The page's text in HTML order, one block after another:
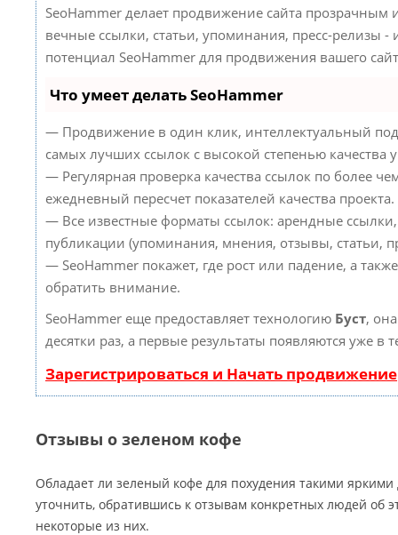
SeoHammer делает продвижение сайта прозрачным
вечные ссылки, статьи, упоминания, пресс-релизы -
потенциал SeoHammer для продвижения вашего
Что умеет делать SeoHammer
— Продвижение в один клик, интеллектуальный
самых лучших ссылок с высокой степенью качества
— Регулярная проверка качества ссылок по более
ежедневный пересчет показателей качества проекта.
— Все известные форматы ссылок: арендные
публикации (упоминания, мнения, отзывы, статьи,
— SeoHammer покажет, где рост или падение, а
обратить внимание.
SeoHammer еще предоставляет технологию Буст,
десятки раз, а первые результаты появляются уже в
Зарегистрироваться и Начать продвижение
Отзывы о зеленом кофе
Обладает ли зеленый кофе для похудения такими
уточнить, обратившись к отзывам конкретных людей об
некоторые из них.